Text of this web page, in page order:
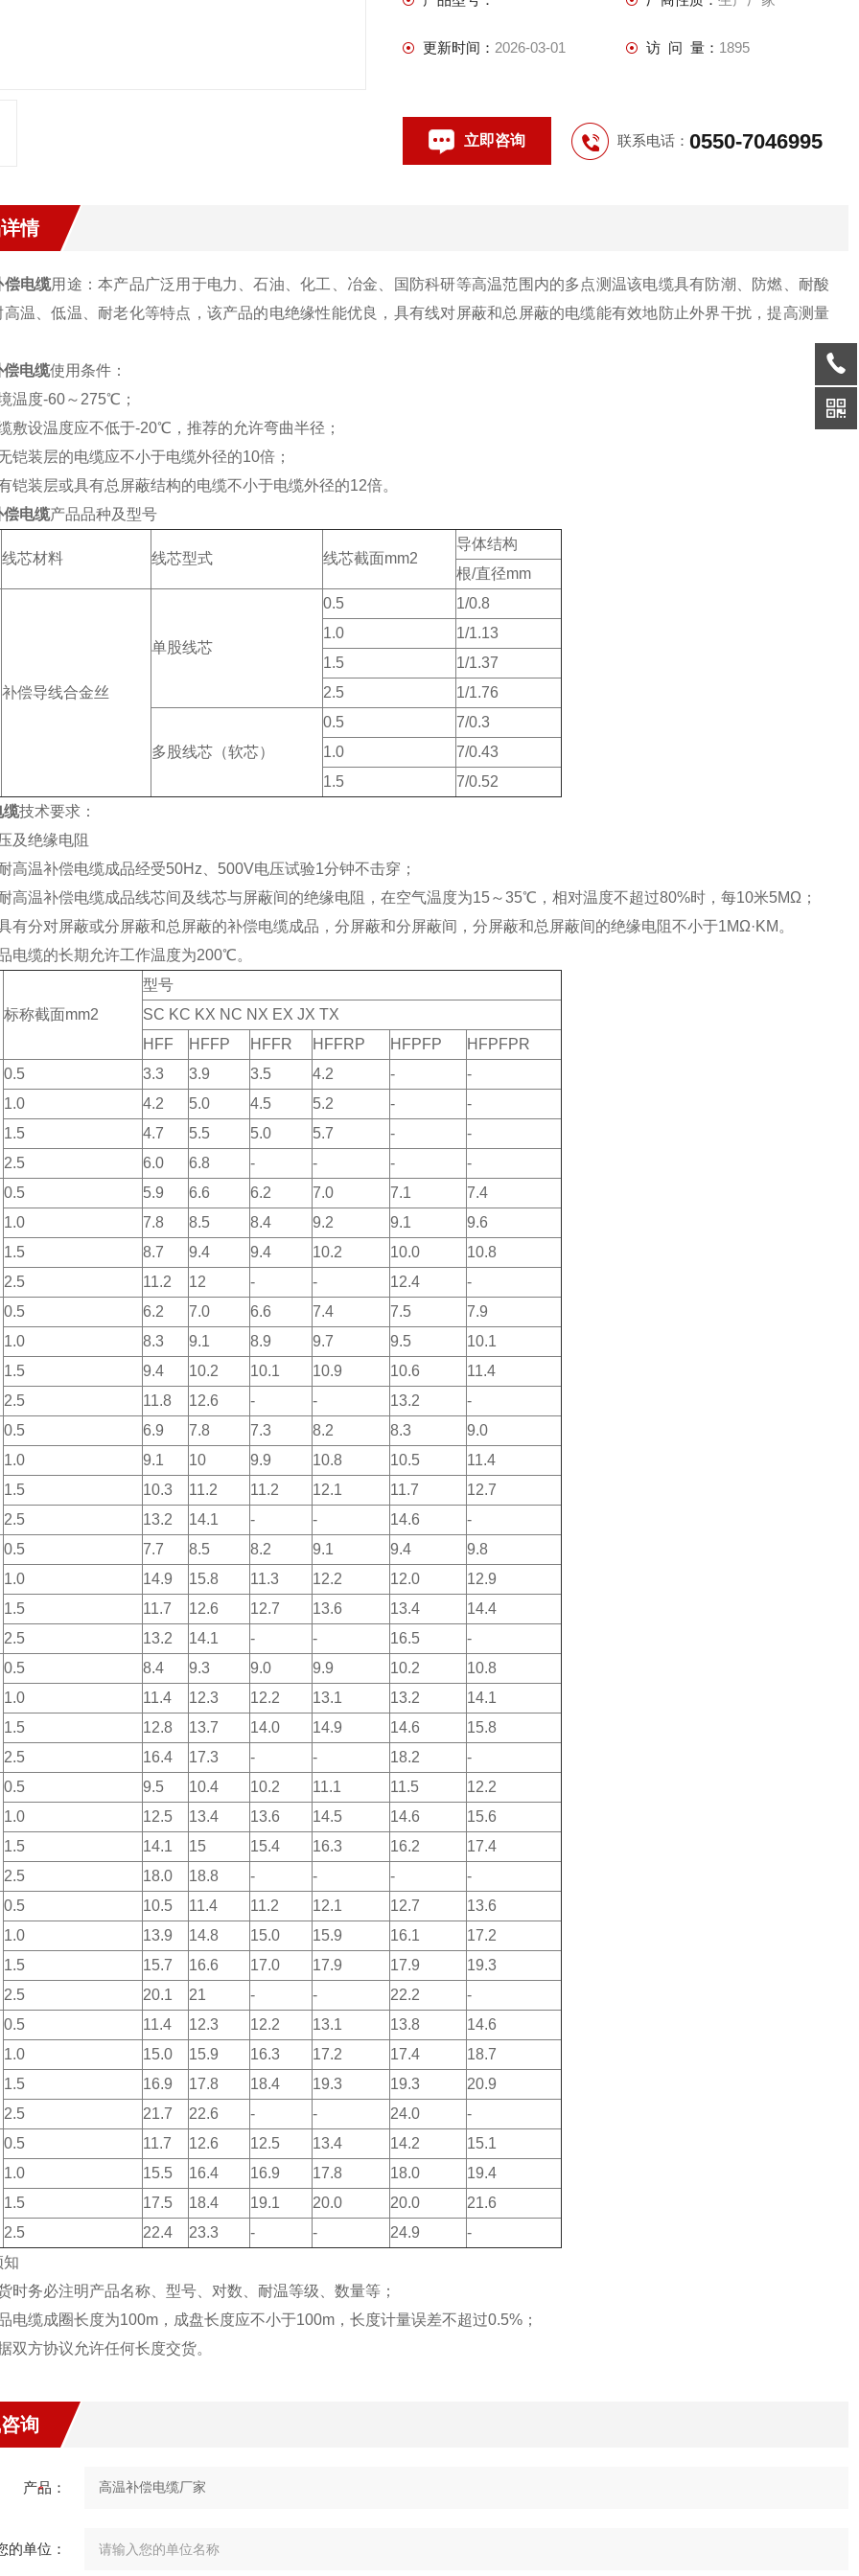
更新时间： 2026-03-01 访 问 量： 1895
立即咨询 联系电话： 0550-7046995
情
偿电缆用途：本产品广泛用于电力、石油、化工、冶金、国防科研等高温范围内的多点测温该电缆具有防潮、防燃、耐酸
高温、低温、耐老化等特点，该产品的电绝缘性能优良，具有线对屏蔽和总屏蔽的电缆能有效地防止外界干扰，提高测量
偿电缆使用条件：
温度-60～275℃；
敷设温度应不低于-20℃，推荐的允许弯曲半径；
无铠装层的电缆应不小于电缆外径的10倍；
有铠装层或具有总屏蔽结构的电缆不小于电缆外径的12倍。
偿电缆产品品种及型号
线芯材料 线芯型式 线芯截面mm2
导体结构
根/直径mm
补偿导线合金丝
单股线芯
0.5
1/0.8
1.0
1/1.13
1.5
1/1.37
2.5
1/1.76
多股线芯（软芯）
0.5
7/0.3
1.0
7/0.43
1.5
7/0.52
缆技术要求：
及绝缘电阻
耐高温补偿电缆成品经受50Hz、500V电压试验1分钟不击穿；
耐高温补偿电缆成品线芯间及线芯与屏蔽间的绝缘电阻，在空气温度为15～35℃，相对温度不超过80%时，每10米5MΩ；
具有分对屏蔽或分屏蔽和总屏蔽的补偿电缆成品，分屏蔽和分屏蔽间，分屏蔽和总屏蔽间的绝缘电阻不小于1MΩ·KM。
电缆的长期允许工作温度为200℃。
标称截面mm2
型号
SC KC KX NC NX EX JX TX
HFF
HFFP HFFR HFFRP HFPFP HFPFPR
0.5 3.3 3.9 3.5 4.2 -
-
1.0
4.2 5.0 4.5 5.2 -
-
1.5
4.7 5.5 5.0 5.7 -
-
2.5
6.0 6.8 - - - -
0.5 5.9 6.6 6.2 7.0 7.1
7.4
1.0
7.8 8.5 8.4 9.2 9.1
9.6
1.5
8.7 9.4 9.4 10.2 10.0
10.8
2.5
11.2 12 - - 12.4 -
0.5 6.2 7.0 6.6 7.4 7.5
7.9
1.0
8.3 9.1 8.9 9.7 9.5
10.1
1.5
9.4 10.2 10.1 10.9 10.6
11.4
2.5
11.8 12.6 - - 13.2 -
0.5 6.9 7.8 7.3 8.2 8.3
9.0
1.0
9.1 10 9.9 10.8 10.5
11.4
1.5
10.3 11.2 11.2 12.1 11.7
12.7
2.5
13.2 14.1 - - 14.6 -
0.5 7.7 8.5 8.2 9.1 9.4
9.8
1.0
14.9 15.8 11.3 12.2 12.0
12.9
1.5
11.7 12.6 12.7 13.6 13.4
14.4
2.5
13.2 14.1 - - 16.5 -
0.5 8.4 9.3 9.0 9.9 10.2
10.8
1.0
11.4 12.3 12.2 13.1 13.2
14.1
1.5
12.8 13.7 14.0 14.9 14.6
15.8
2.5
16.4 17.3 - - 18.2 -
0.5 9.5 10.4 10.2 11.1 11.5
12.2
1.0
12.5 13.4 13.6 14.5 14.6
15.6
1.5
14.1 15 15.4 16.3 16.2
17.4
2.5
18.0 18.8 - - - -
0.5 10.5 11.4 11.2 12.1 12.7
13.6
1.0
13.9 14.8 15.0 15.9 16.1
17.2
1.5
15.7 16.6 17.0 17.9 17.9
19.3
2.5
20.1 21 - - 22.2 -
0.5 11.4 12.3 12.2 13.1 13.8
14.6
1.0
15.0 15.9 16.3 17.2 17.4
18.7
1.5
16.9 17.8 18.4 19.3 19.3
20.9
2.5
21.7 22.6 - - 24.0 -
0.5 11.7 12.6 12.5 13.4 14.2
15.1
1.0
15.5 16.4 16.9 17.8 18.0
19.4
1.5
17.5 18.4 19.1 20.0 20.0
21.6
2.5
22.4 23.3 - - 24.9
-
知
时务必注明产品名称、型号、对数、耐温等级、数量等；
电缆成圈长度为100m，成盘长度应不小于100m，长度计量误差不超过0.5%；
双方协议允许任何长度交货。
询
产品：
的单位：